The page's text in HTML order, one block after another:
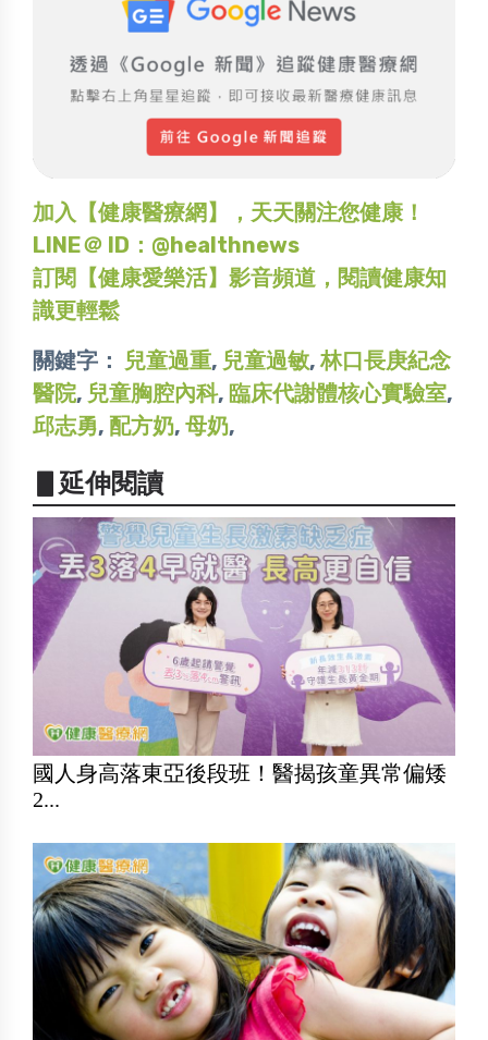
加入【健康醫療網】，天天關注您健康！
LINE＠ ID：@healthnews
訂閱【健康愛樂活】影音頻道，閱讀健康知
識更輕鬆
關鍵字： 兒童過重, 兒童過敏,林口長庚紀念
醫院, 兒童胸腔內科, 臨床代謝體核心實驗室,
邱志勇, 配方奶, 母奶,
▋延伸閱讀
國人身高落東亞後段班！醫揭孩童異常偏矮
2...